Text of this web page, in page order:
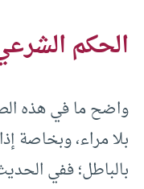
الحكم
واضح ما في هذه
بلا مراء، وبخاصة
بالباطل؛ ففي